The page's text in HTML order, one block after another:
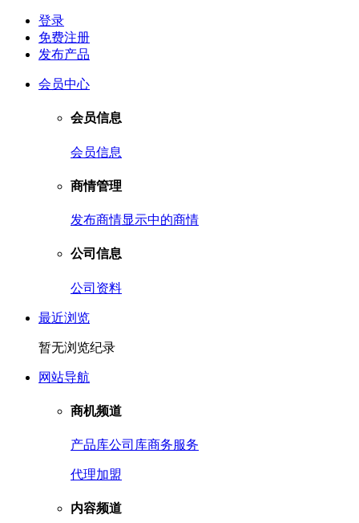
登录
免费注册
发布产品
会员中心
会员信息
会员信息
商情管理
发布商情显示中的商情
公司信息
公司资料
最近浏览
暂无浏览纪录
网站导航
商机频道
产品库公司库商务服务
代理加盟
内容频道